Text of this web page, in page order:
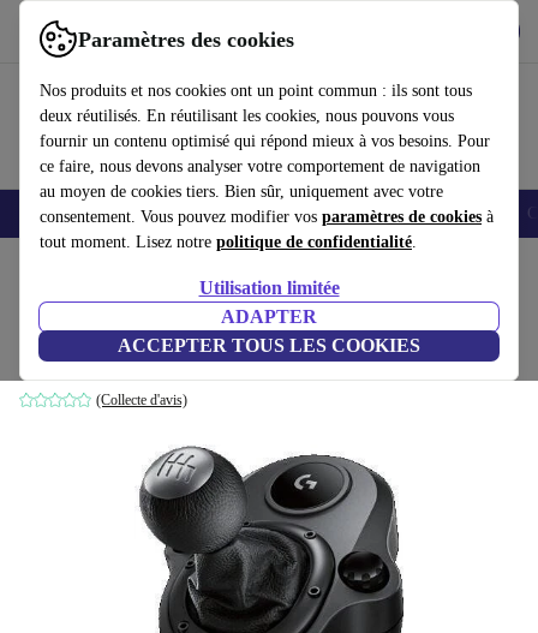
Paramètres des cookies
Nos produits et nos cookies ont un point commun : ils sont tous
deux réutilisés. En réutilisant les cookies, nous pouvons vous
fournir un contenu optimisé qui répond mieux à vos besoins. Pour
ce faire, nous devons analyser votre comportement de navigation
au moyen de cookies tiers. Bien sûr, uniquement avec votre
consentement. Vous pouvez modifier vos paramètres de cookies à
tout moment. Lisez notre politique de confidentialité.
Utilisation limitée
ADAPTER
ACCEPTER TOUS LES COOKIES
Utilisez refurbed rapidement et facilement
Smartphones Laptops Tablettes Montres connectées Accessoires
Logitech Driving Force levier de vitesse
Noir
(Collecte d'avis)